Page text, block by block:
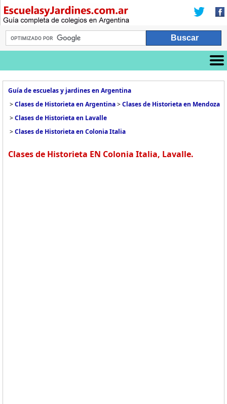
Guía de escuelas y jardines en Argentina
>Clases de Historieta en Argentina>Clases de Historieta en Mendoza
>Clases de Historieta en Lavalle
>Clases de Historieta en Colonia Italia
Clases de Historieta EN Colonia Italia, Lavalle.